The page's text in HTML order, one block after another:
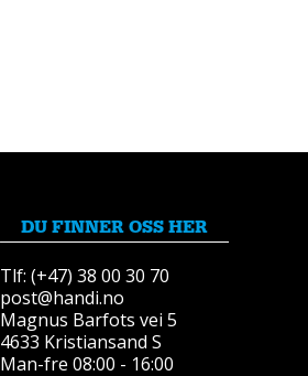
DU FINNER OSS HER
Tlf: (+47) 38 00 30 70
post@handi.no
Magnus Barfots vei 5
4633 Kristiansand S
Man-fre 08:00 - 16:00